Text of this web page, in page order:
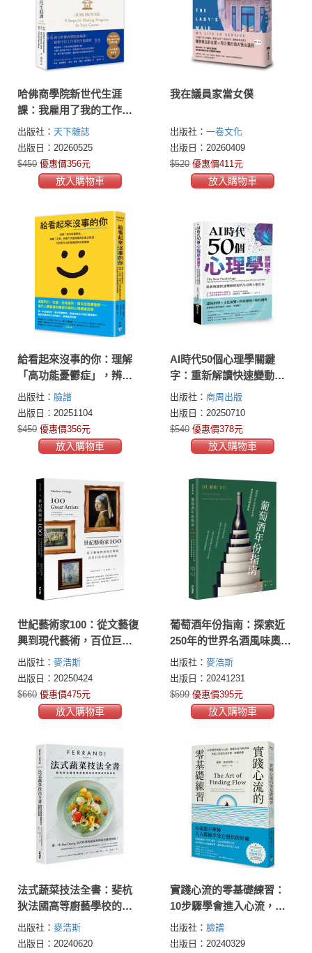
哈佛商學院新世代生涯
課：我雇用了我的工作！
大流動時代持續進步的職
涯攻略
出版社： 天下雜誌
出版日：20260525
$450 優惠價356元
放入購物車
我在議員家當女僕
出版社： 一卷文化
出版日：20260409
$520 優惠價411元
放入購物車
給看起來沒事的你：理解
「高功能憂鬱症」，辨識
「正常」表象下空虛與痛
苦的真正根源，找回對生
活的意義感與自我價值
出版社： 臉譜
出版日：20251104
$450 優惠價356元
放入購物車
AI時代50個心理學關鍵
字：重新解讀快速變動的
現代生活與人類行為（著
作累銷超過百萬冊，心理
學暢銷作者新作）
出版社： 商周出版
出版日：20250710
$540 優惠價378元
放入購物車
世紀藝術家100：從文藝復
興到現代藝術，百位巨匠
的美學探索
出版社： 麥浩斯
出版日：20250424
$660 優惠價475元
放入購物車
葡萄酒年份指南：探索近
250年的世界名酒風味奧秘
與崛起軌跡
出版社： 麥浩斯
出版日：20241231
$599 優惠價395元
放入購物車
法式蔬菜技法全書：斐杭
狄法國高等廚藝學校的食
譜與烹飪指南
出版社： 麥浩斯
出版日：20240620
實踐心流的零基礎練習：
10步驟學會進入心流，增
進生產力與表現，達成工
作與生活目標、收穫快樂
出版社： 臉譜
出版日：20240329